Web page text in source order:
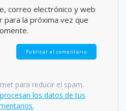
correo electrónico y web
para la próxima vez que
para reducir el spam.
los datos de tus